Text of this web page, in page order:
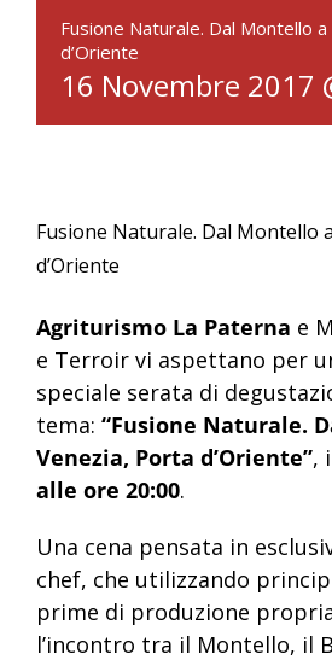
FACCIAMO POSTO IN CANTINA
Fusione Naturale. Dal Montello
d’Oriente
16 Novembre 2017
Fusione Naturale. Dal Montello
d’Oriente
Agriturismo La Paterna e
e Terroir vi aspettano per
speciale serata di
tema: “Fusione Naturale.
Venezia, Porta d’Oriente”,
alle ore 20:00.
Una cena pensata in
chef, che utilizzando
prime di produzione
l’incontro tra il Montello, il